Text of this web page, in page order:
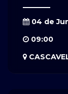
04 de
09:00